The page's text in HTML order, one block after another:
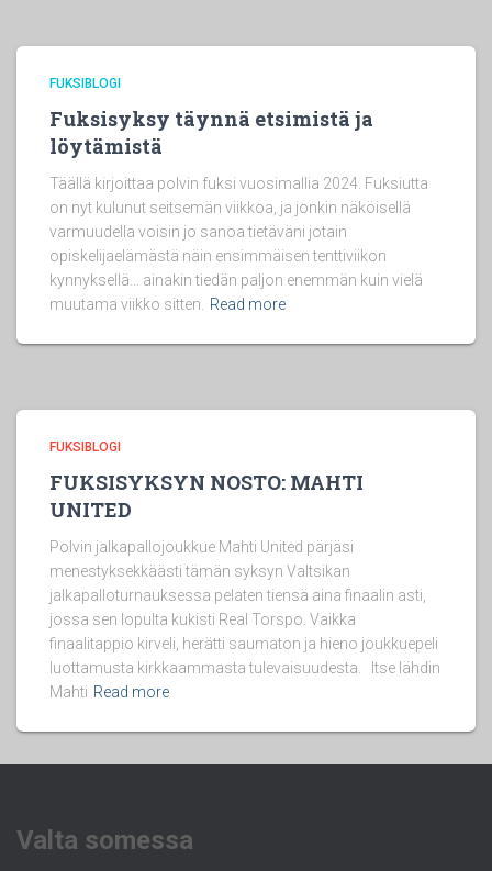
FUKSIBLOGI
Fuksisyksy täynnä etsimistä ja
löytämistä
Täällä kirjoittaa polvin fuksi vuosimallia 2024. Fuksiutta
on nyt kulunut seitsemän viikkoa, ja jonkin näköisellä
varmuudella voisin jo sanoa tietäväni jotain
opiskelijaelämästä näin ensimmäisen tenttiviikon
kynnyksellä… ainakin tiedän paljon enemmän kuin vielä
muutama viikko sitten.
Read more
FUKSIBLOGI
FUKSISYKSYN NOSTO: MAHTI
UNITED
Polvin jalkapallojoukkue Mahti United pärjäsi
menestyksekkäästi tämän syksyn Valtsikan
jalkapalloturnauksessa pelaten tiensä aina finaalin asti,
jossa sen lopulta kukisti Real Torspo. Vaikka
finaalitappio kirveli, herätti saumaton ja hieno joukkuepeli
luottamusta kirkkaammasta tulevaisuudesta. Itse lähdin
Mahti Read more
Valta somessa